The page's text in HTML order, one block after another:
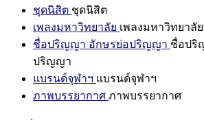
ชุดนิสิต ชุดนิสิต
เพลงมหาวิทยาลัย เพลงมหาวิทยาลัย
ชื่อปริญญา อักษรย่อปริญญา ชื่อปริ
ปริญญา
แบรนด์จุฬาฯ แบรนด์จุฬาฯ
ภาพบรรยากาศ ภาพบรรยากาศ